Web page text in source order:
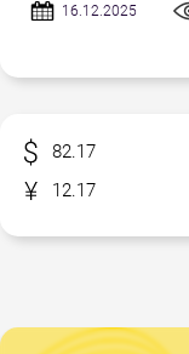
16.12.2025
82.17
12.17